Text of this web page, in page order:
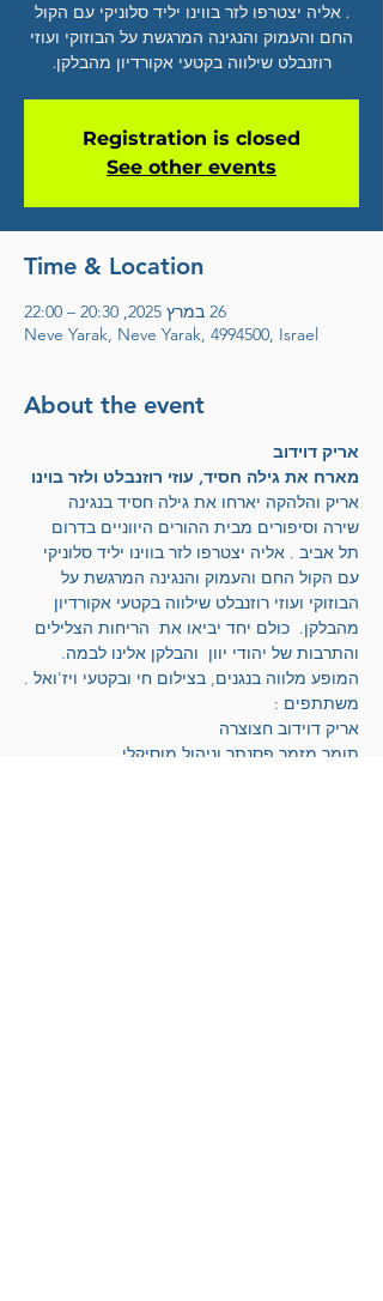
. אליה יצטרפו לזר בווינו יליד סלוניקי עם הקול
החם והעמוק והנגינה המרגשת על הבוזוקי ועוזי
רוזנבלט שילווה בקטעי אקורדיון מהבלקן.
Registration is closed
See other events
Time & Location
26 במרץ 2025, 20:30 – 22:00
Neve Yarak, Neve Yarak, 4994500, Israel
About the event
אריק דוידוב
מארח את גילה חסיד, עוזי רוזנבלט ולזר בוינו
אריק והלהקה יארחו את גילה חסיד בנגינה
שירה וסיפורים מבית ההורים היווניים בדרום
תל אביב . אליה יצטרפו לזר בווינו יליד סלוניקי
עם הקול החם והעמוק והנגינה המרגשת על
הבוזוקי ועוזי רוזנבלט שילווה בקטעי אקורדיון
מהבלקן.  כולם יחד יביאו את  הריחות הצלילים
והתרבות של יהודי יוון  והבלקן אלינו לבמה.
המופע מלווה בנגנים, בצילום חי ובקטעי ויז'ואל .
משתתפים :
אריק דוידוב חצוצרה
תומר מזמר פסנתר וניהול מוסיקלי